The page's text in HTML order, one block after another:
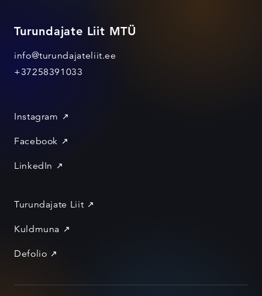
Turundajate Liit MTÜ
info@turundajateliit.ee
+37258391033
Instagram
Facebook
LinkedIn
Turundajate Liit
Kuldmuna
Defolio